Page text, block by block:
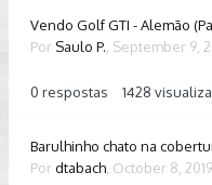
Vendo Golf GTI - Alemão
Por Saulo P. September 9,
0 respostas 1428
Barulhinho chato na
Por dtabach October 8, 2019